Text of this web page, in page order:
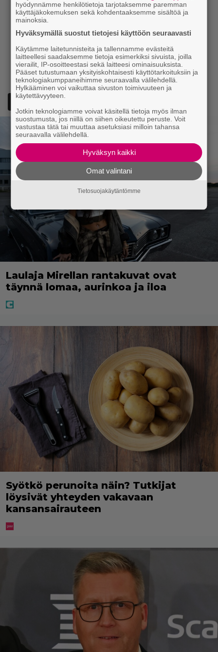
Lisää Episodi Googlen suosituksi lähteeksi
Laulaja Mirellan rantakuvat ovat
täynnä lomaa, aurinkoa ja iloa
Syötkö perunoita näin? Tutkijat
löysivät yhteyden vakavaan
kansansairauteen
hyödynnämme henkilötietoja tarjotaksemme paremman
käyttäjäkokemuksen sekä kohdentaaksemme sisältöä ja
mainoksia.
Hyväksymällä suostut tietojesi käyttöön seuraavasti
Käytämme laitetunnisteita ja tallennamme evästeitä
laitteellesi saadaksemme tietoja esimerkiksi sivuista, joilla
vierailit, IP-osoitteestasi sekä laitteesi ominaisuuksista.
Pääset tutustumaan yksityiskohtaisesti käyttötarkoituksiin ja
teknologiakumppaneihimme seuraavalla välilehdellä.
Hylkääminen voi vaikuttaa sivuston toimivuuteen ja
käytettävyyteen.
Jotkin teknologiamme voivat käsitellä tietoja myös ilman
suostumusta, jos niillä on siihen oikeutettu peruste. Voit
vastustaa tätä tai muuttaa asetuksiasi milloin tahansa
seuraavalla välilehdellä.
Hyväksyn kaikki
Omat valintani
Tietosuojakäytäntömme